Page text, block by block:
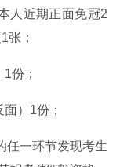
人近期正面免冠2
张；
份；
）1份；
任一环节发现考生